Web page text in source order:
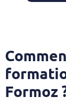
Formoz